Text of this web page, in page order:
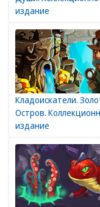
издание
Кладоискатели.
Остров.
издание